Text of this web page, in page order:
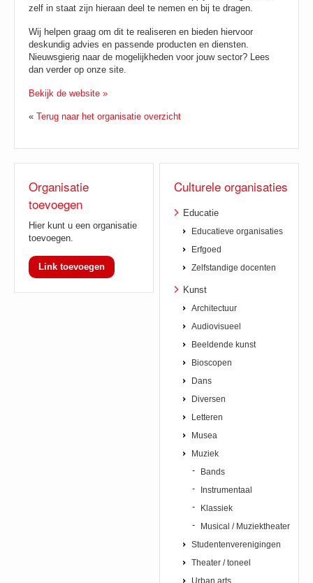
zelf in staat zijn hieraan deel te nemen en bij te dragen.
Wij helpen graag om dit te realiseren en bieden hiervoor
deskundig advies en passende producten en diensten.
Nieuwsgierig naar de mogelijkheden voor jouw sector? Lees
dan verder op onze site.
Bekijk de website »
« Terug naar het organisatie overzicht
Organisatie
toevoegen
Hier kunt u een organisatie
toevoegen.
Link toevoegen
Culturele organisaties
Educatie
Educatieve organisaties
Erfgoed
Zelfstandige docenten
Kunst
Architectuur
Audiovisueel
Beeldende kunst
Bioscopen
Dans
Diversen
Letteren
Musea
Muziek
Bands
Instrumentaal
Klassiek
Musical / Muziektheater
Studentenverenigingen
Theater / toneel
Urban arts